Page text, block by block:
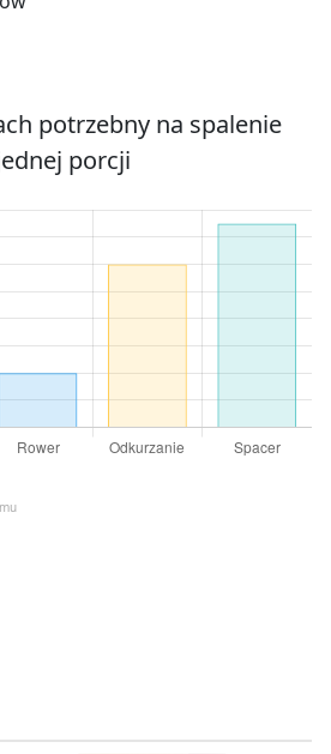
potrzebny na spalenie
porcji